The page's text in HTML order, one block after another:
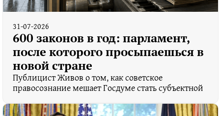
31-07-2026
600 законов в год: парламент,
после которого просыпаешься в
новой стране
Публицист Живов о том, как советское
правосознание мешает Госдуме стать субъектной